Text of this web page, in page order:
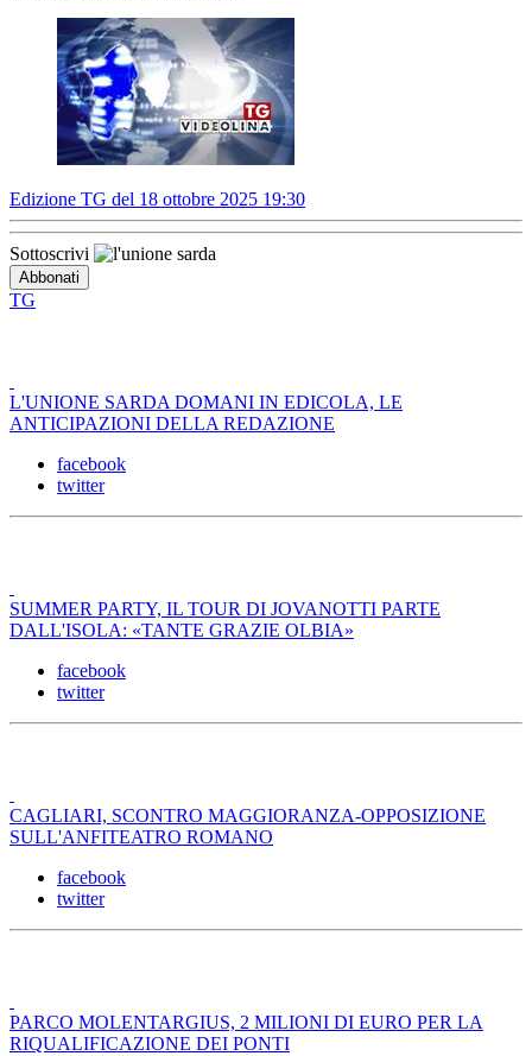
Edizione TG del 18 ottobre 2025 19:30
Sottoscrivi
TG
L'UNIONE SARDA DOMANI IN EDICOLA, LE
ANTICIPAZIONI DELLA REDAZIONE
facebook
twitter
SUMMER PARTY, IL TOUR DI JOVANOTTI PARTE
DALL'ISOLA: «TANTE GRAZIE OLBIA»
facebook
twitter
CAGLIARI, SCONTRO MAGGIORANZA-OPPOSIZIONE
SULL'ANFITEATRO ROMANO
facebook
twitter
PARCO MOLENTARGIUS, 2 MILIONI DI EURO PER LA
RIQUALIFICAZIONE DEI PONTI